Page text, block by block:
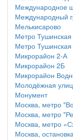
Международное
Международный
Мелькисарово
Метро Тушинская
Метро
Микрорайон 2-А
Микрорайон 2Б
Микрорайон
Молодёжная
Монумент
Москва, метро
Москва, метро
Москва, метро
Москва,